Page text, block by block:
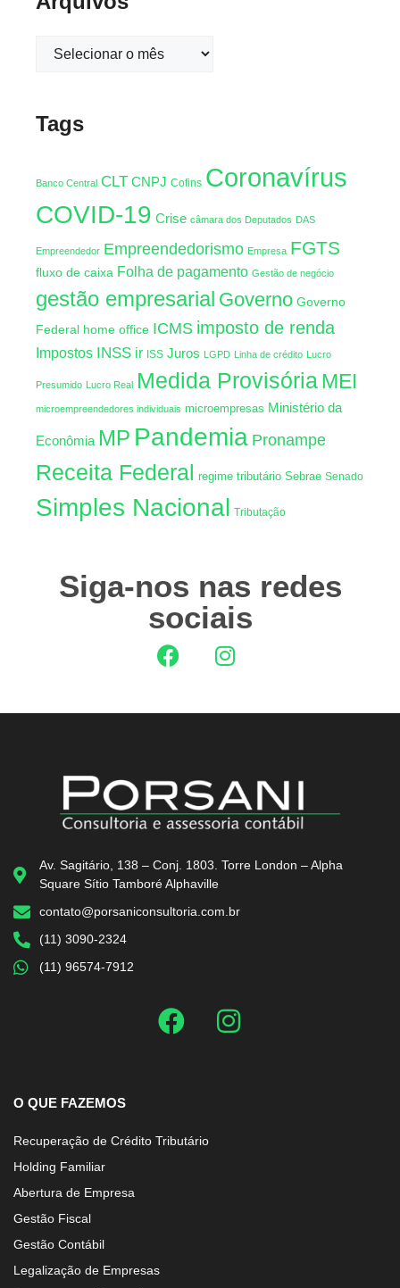
Tags
Banco Central CLT CNPJ Cofins Coronavírus
COVID-19 Crise câmara dos Deputados DAS
Empreendedor Empreendedorismo Empresa FGTS
fluxo de caixa Folha de pagamento Gestão de negócio
gestão empresarial Governo Governo
Federal home office ICMS imposto de renda
Impostos INSS ir ISS Juros LGPD Linha de crédito Lucro
Presumido Lucro Real Medida ProvisóriaMEI
microempreendedores individuais microempresas Ministério da
Econômia MP Pandemia Pronampe
Receita Federal regime tributário Sebrae Senado
Simples Nacional Tributação
Siga-nos nas redes
sociais
Av. Sagitário, 138 – Conj. 1803. Torre London – Alpha
Square Sítio Tamboré Alphaville
contato@porsaniconsultoria.com.br
(11) 3090-2324
(11) 96574-7912
O QUE FAZEMOS
Recuperação de Crédito Tributário
Holding Familiar
Abertura de Empresa
Gestão Fiscal
Gestão Contábil
Legalização de Empresas